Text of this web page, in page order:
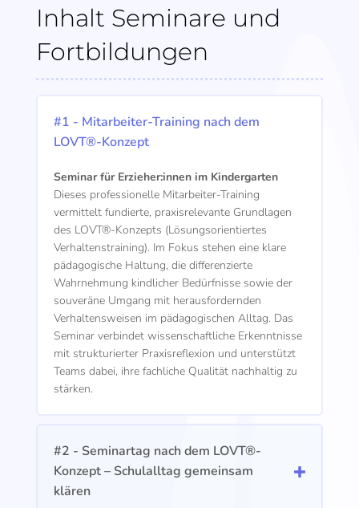
Inhalt Seminare und
Fortbildungen
#1 - Mitarbeiter-Training nach dem
LOVT®-Konzept
Seminar für Erzieher:innen im Kindergarten
Dieses professionelle Mitarbeiter-Training
vermittelt fundierte, praxisrelevante Grundlagen
des LOVT®-Konzepts (Lösungsorientiertes
Verhaltenstraining). Im Fokus stehen eine klare
pädagogische Haltung, die differenzierte
Wahrnehmung kindlicher Bedürfnisse sowie der
souveräne Umgang mit herausfordernden
Verhaltensweisen im pädagogischen Alltag. Das
Seminar verbindet wissenschaftliche Erkenntnisse
mit strukturierter Praxisreflexion und unterstützt
Teams dabei, ihre fachliche Qualität nachhaltig zu
stärken.
#2 - Seminartag nach dem LOVT®-
Konzept – Schulalltag gemeinsam
klären